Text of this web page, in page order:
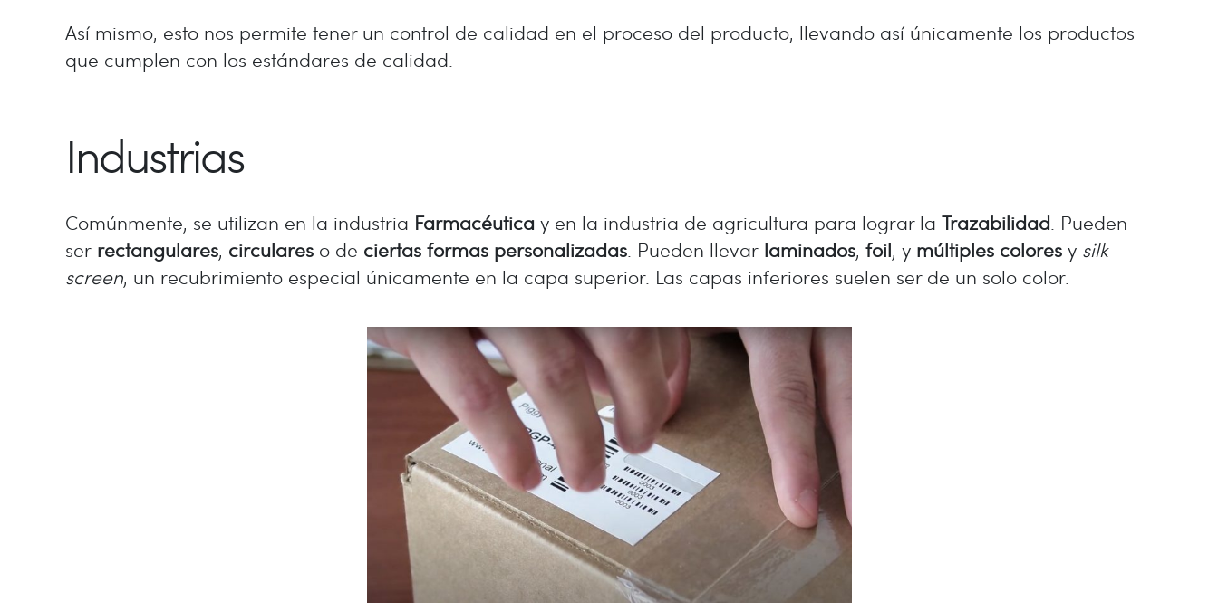
Así mismo, esto nos permite tener un control de calidad en el proceso del producto, llevando así únicamente los productos
que cumplen con los estándares de calidad.
Industrias
Comúnmente, se utilizan en la industria Farmacéutica y en la industria de agricultura para lograr la Trazabilidad. Pueden
ser rectangulares, circulares o de ciertas formas personalizadas. Pueden llevar laminados, foil, y múltiples colores y silk
screen, un recubrimiento especial únicamente en la capa superior. Las capas inferiores suelen ser de un solo color.